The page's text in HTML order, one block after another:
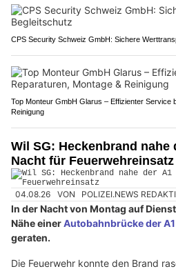
CPS Security Schweiz GmbH: Sichere
Top Monteur GmbH Glarus – Effizienter Service
Reinigung
Wil SG: Heckenbrand nahe
Nacht für Feuerwehreinsatz
04.08.26 VON POLIZEI.NEWS
In der Nacht von Montag auf
Nähe einerAutobahnbrücke der A1
geraten.
Die Feuerwehr konnte den Brand